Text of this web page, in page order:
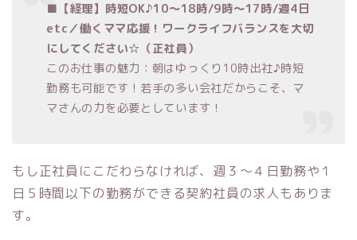
■【経理】時短OK♪10～18時/9時～17時/週4日
etc／働くママ応援！ワークライフバランスを大切
にしてください☆（正社員）
このお仕事の魅力：朝はゆっくり10時出社♪時短
勤務も可能です！若手の多い会社だからこそ、マ
マさんの力を必要としています！
もし正社員にこだわらなければ、週３～４日勤務や１
日５時間以下の勤務ができる契約社員の求人もありま
す。